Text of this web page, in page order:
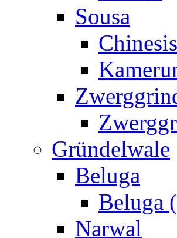
Sousa
Gründelwale
Beluga
Beluga
Narwal